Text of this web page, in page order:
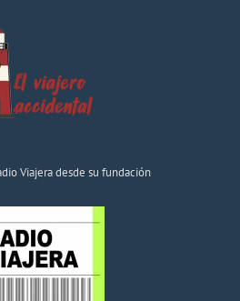
Viajera desde su fundación